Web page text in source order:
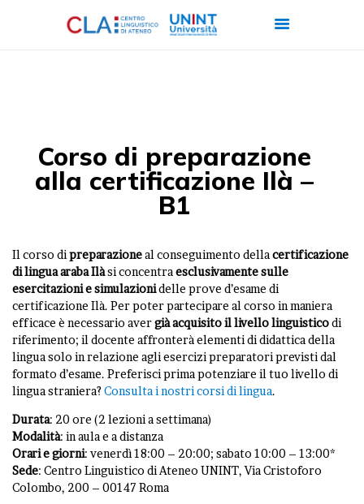
CERTIFICAZIONI
ITALIANO PER
FORMAZIONE
AZIENDALE
LAVORA CON NOI
Corso di preparazione
alla certificazione Ilà –
B1
Il corso dipreparazioneal conseguimento dellacertificazione
di lingua araba Ilàsi concentraesclusivamente sulle
esercitazioni e simulazionidelle prove d’esame di
certificazione Ilà. Per poter partecipare al corso in maniera
efficace è necessario avergià acquisito il livello linguisticodi
riferimento; il docente affronterà elementi di didattica della
lingua solo in relazione agli esercizi preparatori previsti dal
formato d’esame. Preferisci prima potenziare il tuo livello di
lingua straniera? Consulta i nostri corsi di lingua.
Durata: 20 ore (2 lezioni a settimana)
Modalità: in aula e a distanza
Orari e giorni: venerdì 18:00 – 20:00; sabato 10:00 – 13:00*
Sede: Centro Linguistico di Ateneo UNINT, Via Cristoforo
Colombo, 200 – 00147 Roma